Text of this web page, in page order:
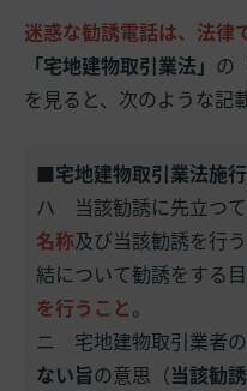
迷惑な勧誘電話は、法律
「宅地建物取引業法」 の
を見ると、次のような記
■宅地建物取引業法施
ハ 当該勧誘に先立つ
名称及び当該勧誘を行
結について勧誘をする
を行うこと。
ニ 宅地建物取引業者
ない旨の意思（当該勧